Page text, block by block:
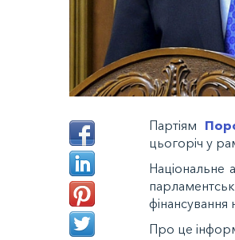
Партіям
цьогоріч у
Національне
фінансування
Про це